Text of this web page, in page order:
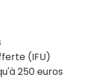
(IFU)
250 euros